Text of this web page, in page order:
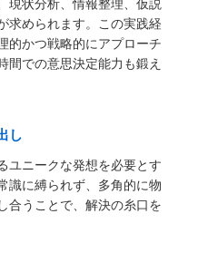
現状分析、情報整理、仮説
求められます。この実践経
的かつ戦略的にアプローチ
間での意思決定能力も鍛え
し
ユニークな発想を必要とす
識に縛られず、多角的に物
合うことで、解決の糸口を